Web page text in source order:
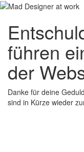
führen
der
Danke für deine
sind in Kürze wieder